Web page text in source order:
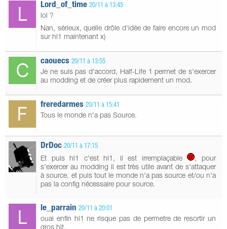
Lord_of_time 20/11 à 13:45
lol ?
Nan, sérieux, quelle drôle d'idée de faire encore un mod
sur hl1 maintenant x)
caouecs 20/11 à 13:55
Je ne suis pas d'accord, Half-Life 1 permet de s'exercer
au modding et de créer plus rapidement un mod.
freredarmes 20/11 à 15:41
Tous le monde n'a pas Source.
DrDoc 20/11 à 17:15
Et puis hl1 c'est hl1, il est irremplaçable
, pour
s'exercer au modding il est très utile avant de s'attaquer
à source. et puis tout le monde n'a pas source et/ou n'a
pas la config nécessaire pour source.
le_parrain 20/11 à 20:01
ouai enfin hl1 ne risque pas de permetre de resortir un